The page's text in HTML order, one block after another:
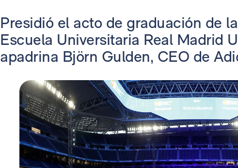
Presidió el acto de graduación de
Escuela Universitaria Real Madrid
apadrina Björn Gulden, CEO de